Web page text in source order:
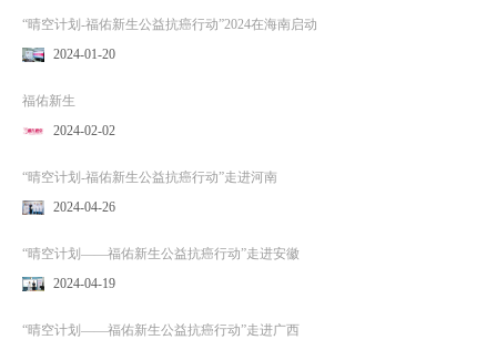
“晴空计划-福佑新生公益抗癌行动”2024在海南启动
2024-01-20
福佑新生
2024-02-02
“晴空计划-福佑新生公益抗癌行动”走进河南
2024-04-26
“晴空计划——福佑新生公益抗癌行动”走进安徽
2024-04-19
“晴空计划——福佑新生公益抗癌行动”走进广西